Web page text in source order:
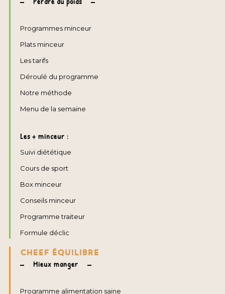
Programmes minceur
Plats minceur
Les tarifs
Déroulé du programme
Notre méthode
Menu de la semaine
Les + minceur :
Suivi diététique
Cours de sport
Box minceur
Conseils minceur
Programme traiteur
Formule déclic
CHEEF ÉQUILIBRE
Mieux manger
Programme alimentation saine